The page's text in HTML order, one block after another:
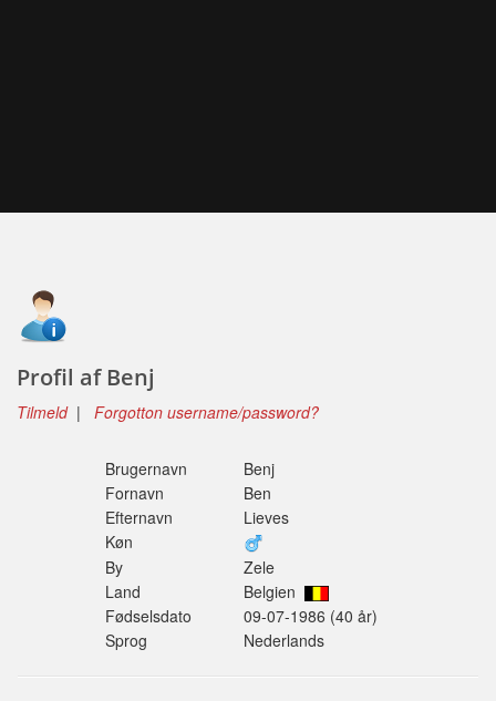
Profil af Benj
Tilmeld| Forgotton username/password?
Brugernavn
Benj
Fornavn
Ben
Efternavn
Lieves
Køn
By
Zele
Land
Belgien
Fødselsdato
09-07-1986 (40 år)
Sprog
Nederlands